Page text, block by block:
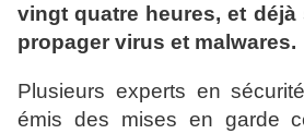
vingt quatre heures, et
propager virus et malwares.
Plusieurs experts en
émis des mises en garde